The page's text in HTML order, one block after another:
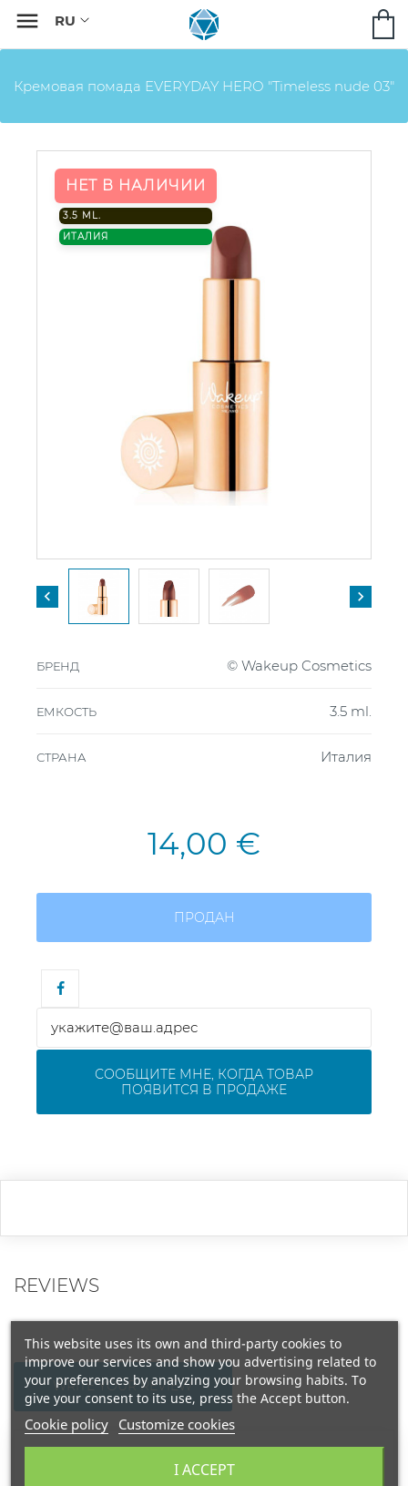

Кремовая помада EVERYDAY HERO "Timeless nude 03"
НЕТ В НАЛИЧИИ
3.5 ML.
ИТАЛИЯ
 
БРЕНД © Wakeup Cosmetics
ЕМКОСТЬ 3.5 ml.
СТРАНА Италия
14,00 €
ПРОДАН
СООБЩИТЕ МНЕ, КОГДА ТОВАР
ПОЯВИТСЯ В ПРОДАЖЕ
REVIEWS
WRITE YOUR REVIEW
This website uses its own and third-party cookies to
improve our services and show you advertising related to
your preferences by analyzing your browsing habits. To
give your consent to its use, press the Accept button.
Cookie policy Customize cookies
I ACCEPT